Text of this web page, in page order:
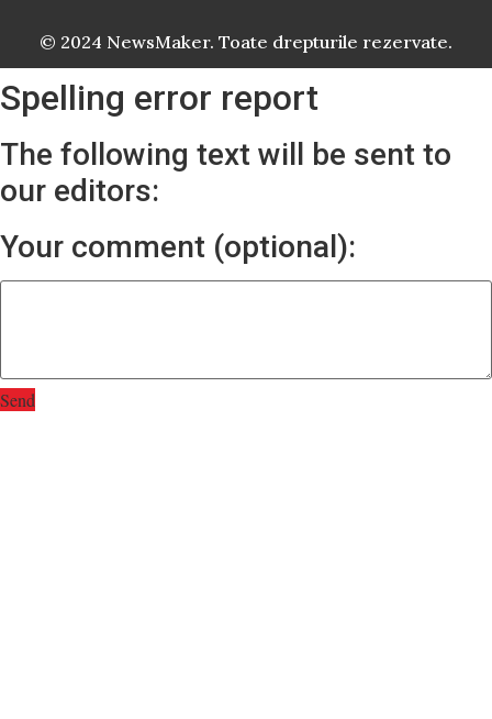
© 2024 NewsMaker. Toate drepturile rezervate.
Spelling error report
The following text will be sent to
our editors:
Your comment (optional):
Send